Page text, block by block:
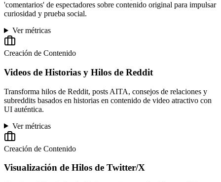
'comentarios' de espectadores sobre contenido original para impulsar
curiosidad y prueba social.
Ver métricas
Creación de Contenido
Videos de Historias y Hilos de Reddit
Transforma hilos de Reddit, posts AITA, consejos de relaciones y
subreddits basados en historias en contenido de video atractivo con
UI auténtica.
Ver métricas
Creación de Contenido
Visualización de Hilos de Twitter/X